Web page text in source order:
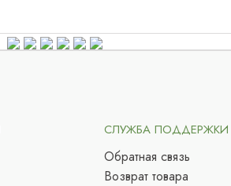
СЛУЖБА ПОДДЕРЖКИ
Обратная связь
Возврат товара